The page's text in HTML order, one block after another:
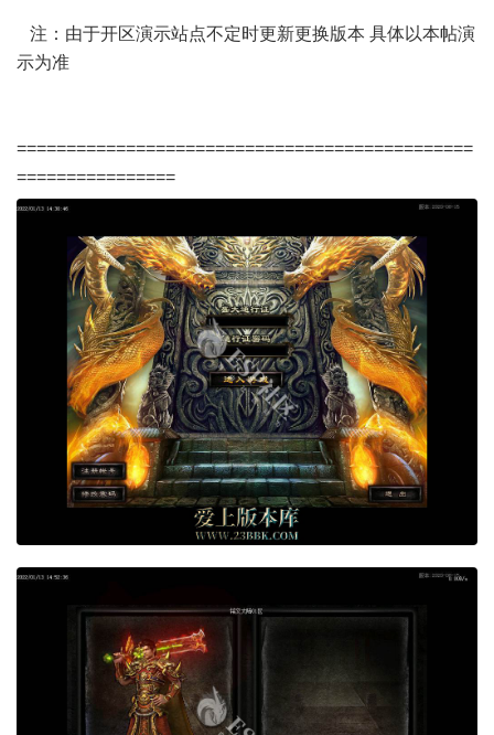
注：由于开区演示站点不定时更新更换版本 具体以本帖演
示为准
==============================================
================